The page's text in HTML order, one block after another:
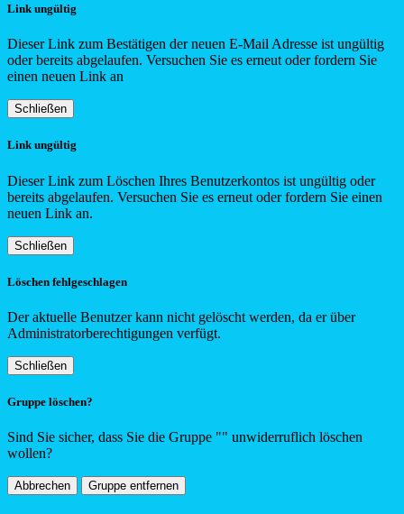
Link ungültig
Dieser Link zum Bestätigen der neuen E-Mail Adresse ist ungültig
oder bereits abgelaufen. Versuchen Sie es erneut oder fordern Sie
einen neuen Link an
Schließen
Link ungültig
Dieser Link zum Löschen Ihres Benutzerkontos ist ungültig oder
bereits abgelaufen. Versuchen Sie es erneut oder fordern Sie einen
neuen Link an.
Schließen
Löschen fehlgeschlagen
Der aktuelle Benutzer kann nicht gelöscht werden, da er über
Administratorberechtigungen verfügt.
Schließen
Gruppe löschen?
Sind Sie sicher, dass Sie die Gruppe "" unwiderruflich löschen
wollen?
Abbrechen Gruppe entfernen